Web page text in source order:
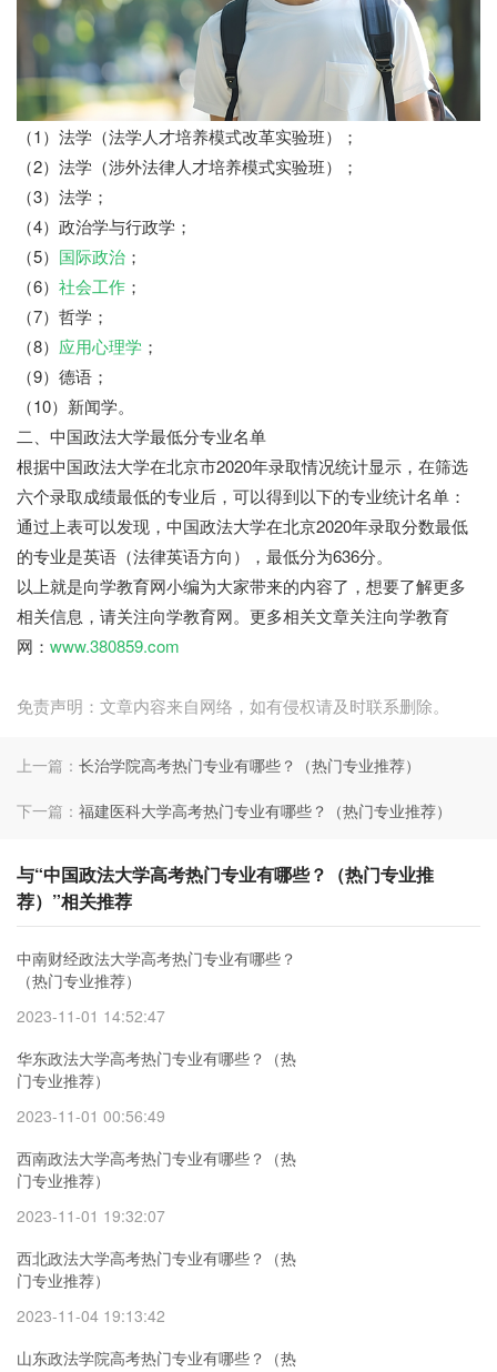
（1）法学（法学人才培养模式改革实验班）；
（2）法学（涉外法律人才培养模式实验班）；
（3）法学；
（4）政治学与行政学；
（5） 国际政治 ；
（6） 社会工作 ；
（7）哲学；
（8） 应用心理学 ；
（9）德语；
（10）新闻学。
二、中国政法大学最低分专业名单
根据中国政法大学在北京市2020年录取情况统计显示，在筛选
六个录取成绩最低的专业后，可以得到以下的专业统计名单：
通过上表可以发现，中国政法大学在北京2020年录取分数最低
的专业是英语（法律英语方向）
，最低分为636分。
以上就是向学教育网小编为大家带来的内容了，想要了解更多
相关信息，请关注向学教育网。更多相关文章关注向学教育
网： www.380859.com
免责声明：文章内容来自网络，如有侵权请及时联系删除。
上一篇： 长治学院高考热门专业有哪些？（热门专业推荐）
下一篇： 福建医科大学高考热门专业有哪些？（热门专业推荐）
与“中国政法大学高考热门专业有哪些？（热门专业推
荐）”相关推荐
中南财经政法大学高考热门专业有哪些？
（热门专业推荐）
2023-11-01 14:52:47
华东政法大学高考热门专业有哪些？（热
门专业推荐）
2023-11-01 00:56:49
西南政法大学高考热门专业有哪些？（热
门专业推荐）
2023-11-01 19:32:07
西北政法大学高考热门专业有哪些？（热
门专业推荐）
2023-11-04 19:13:42
山东政法学院高考热门专业有哪些？（热